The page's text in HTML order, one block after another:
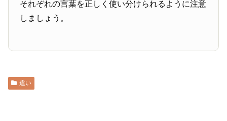
それぞれの言葉を正しく使い分けられるように注意
しましょう。
違い